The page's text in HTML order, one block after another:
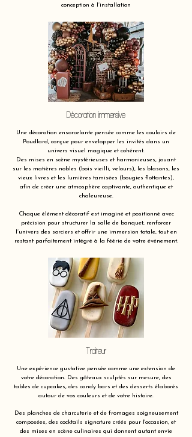
conception à l’installation
Décoration immersive
Une décoration ensorcelante pensée comme les couloirs de
Poudlard, conçue pour envelopper les invités dans un
univers visuel magique et cohérent.
Des mises en scène mystérieuses et harmonieuses, jouant
sur les matières nobles (bois vieilli, velours), les blasons, les
vieux livres et les lumières tamisées (bougies flottantes),
afin de créer une atmosphère captivante, authentique et
chaleureuse.
Chaque élément décoratif est imaginé et positionné avec
précision pour structurer la salle de banquet, renforcer
l’univers des sorciers et offrir une immersion totale, tout en
restant parfaitement intégré à la féérie de votre événement.
Traiteur
Une expérience gustative pensée comme une extension de
votre décoration. Des gâteaux sculptés sur mesure, des
tables de cupcakes, des candy bars et des desserts élaborés
autour de vos couleurs et de votre histoire.
Des planches de charcuterie et de fromages soigneusement
composées, des cocktails signature créés pour l'occasion, et
des mises en scène culinaires qui donnent autant envie